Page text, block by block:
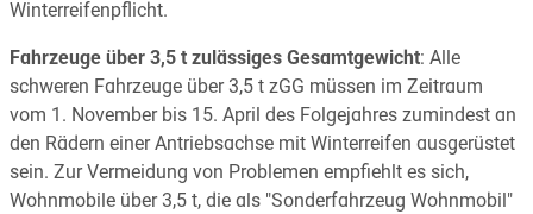
Winterreifenpflicht.
Fahrzeuge über 3,5 t zulässiges Gesamtgewicht: Alle
schweren Fahrzeuge über 3,5 t zGG müssen im Zeitraum
vom 1. November bis 15. April des Folgejahres zumindest an
den Rädern einer Antriebsachse mit Winterreifen ausgerüstet
sein. Zur Vermeidung von Problemen empfiehlt es sich,
Wohnmobile über 3,5 t, die als "Sonderfahrzeug Wohnmobil"